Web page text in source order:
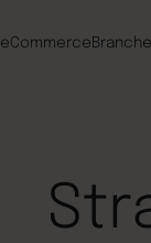
eCommerce